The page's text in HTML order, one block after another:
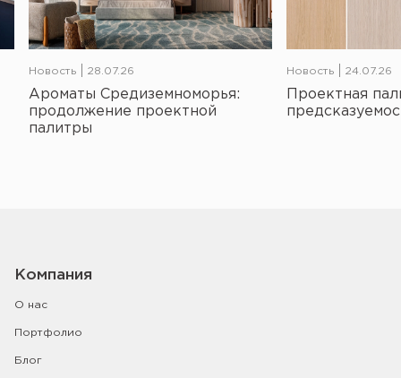
Новость 28.07.26
Ароматы Средиземноморья:
продолжение проектной
палитры
Новость 24.07.26
Проектная
Компания
О нас
Портфолио
Блог